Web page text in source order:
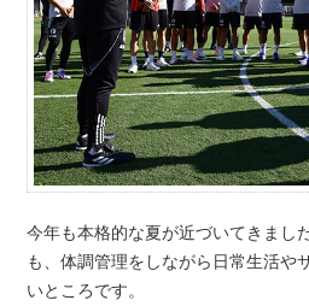
今年も本格的な夏が近づいてきまし
も、体調管理をしながら日常生活や
いところです。